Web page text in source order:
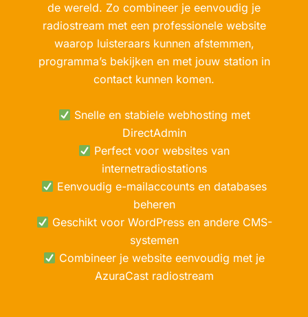
de wereld. Zo combineer je eenvoudig je
radiostream met een professionele website
waarop luisteraars kunnen afstemmen,
programma’s bekijken en met jouw station in
contact kunnen komen.
Snelle en stabiele webhosting met
DirectAdmin
Perfect voor websites van
internetradiostations
Eenvoudig e-mailaccounts en databases
beheren
Geschikt voor WordPress en andere CMS-
systemen
Combineer je website eenvoudig met je
AzuraCast radiostream